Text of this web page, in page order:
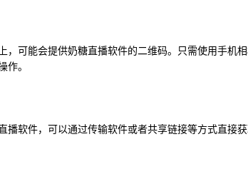
，可能会提供奶糖直播软件的二维码。只需使用手机
。
播软件，可以通过传输软件或者共享链接等方式直接